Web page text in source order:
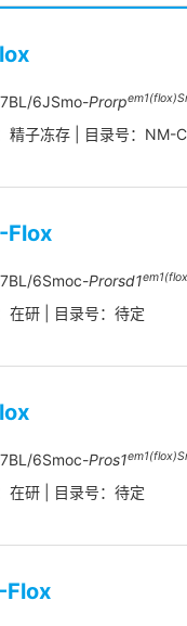
6JSmo-Prorp
精子冻存 | 目录号：NM-
Flox
6Smoc-Prorsd1
在研 | 目录号：待定
6Smoc-Pros1
在研 | 目录号：待定
Flox